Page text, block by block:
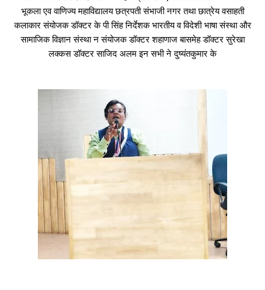
भूकला एव वाणिज्य महाविद्यालय छत्रपती संभाजी नगर तथा छात्रेय वसाहती
कलाकार संयोजक डॉक्टर के पी सिंह निर्देशक भारतीय व विदेशी भाषा संस्था और
सामाजिक विज्ञान संस्था न संयोजक डॉक्टर शहाणाज बासमेह डॉक्टर सुरेखा
लक्कस डॉक्टर साजिद अलम इन सभी ने दुष्यंतकुमार के